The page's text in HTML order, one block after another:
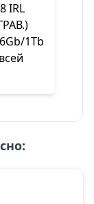
IRL
1Tb